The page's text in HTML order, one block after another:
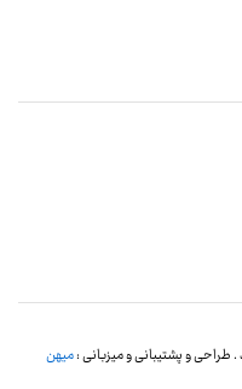
و پشتیبانی و میزبانی :میهن